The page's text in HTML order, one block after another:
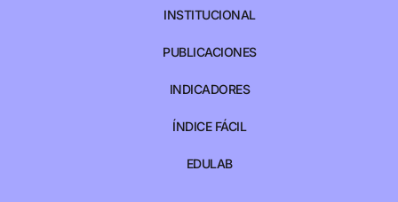
INSTITUCIONAL
PUBLICACIONES
INDICADORES
ÍNDICE FÁCIL
EDULAB